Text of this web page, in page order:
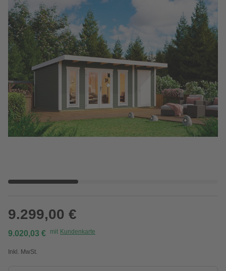
9.299,00 €
9.020,03 € mit Kundenkarte
Inkl. MwSt.